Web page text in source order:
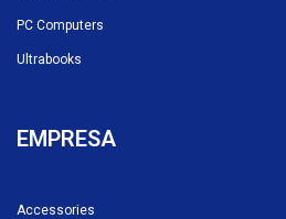
PC Computers
Ultrabooks
EMPRESA
Accessories